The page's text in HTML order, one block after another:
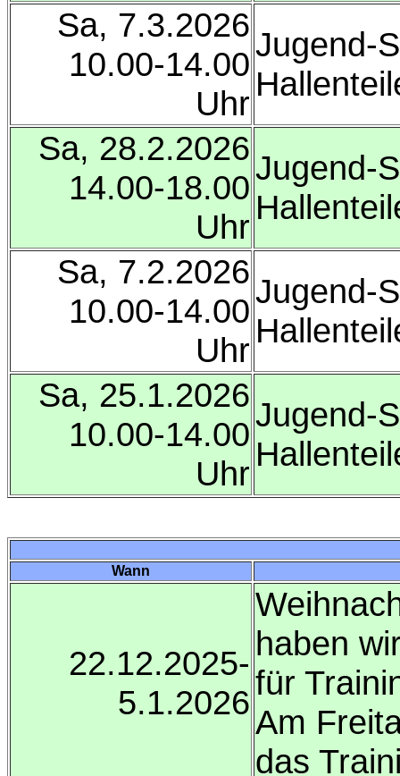
Sa, 7.3.2026
10.00-14.00
Uhr
Jugend-
Sa, 28.2.2026
14.00-18.00
Uhr
Jugend-
Sa, 7.2.2026
10.00-14.00
Uhr
Jugend-
Sa, 25.1.2026
10.00-14.00
Uhr
Jugend-
Wann
22.12.2025-
5.1.2026
haben
für
Am
das